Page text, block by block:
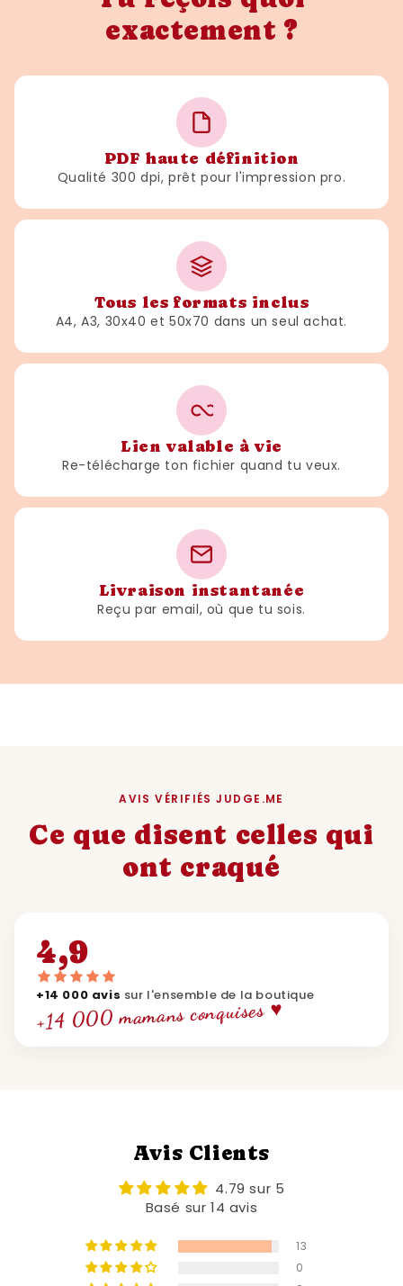
exactement ?
PDF haute définition
Qualité 300 dpi, prêt pour l'impression pro.
Tous les formats inclus
A4, A3, 30x40 et 50x70 dans un seul achat.
Lien valable à vie
Re-télécharge ton fichier quand tu veux.
Livraison instantanée
Reçu par email, où que tu sois.
AVIS VÉRIFIÉS JUDGE.ME
Ce que disent celles qui
ont craqué
4,9
+14 000 avis sur l'ensemble de la boutique
+14 000 mamans conquises ♥
Avis Clients
4.79 sur 5
Basé sur 14 avis
13
0